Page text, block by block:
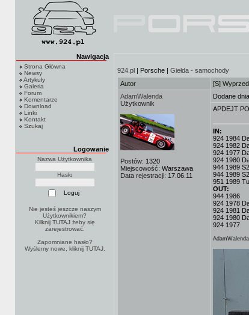
Nawigacja
Strona Główna
Newsy
Artykuły
Galeria
Forum
Komentarze
Download
Linki
Kontakt
Szukaj
Logowanie
Nazwa Użytkownika
Hasło
Nie jesteś jeszcze naszym
Użytkownikiem?
Kilknij TUTAJżeby się
zarejestrować.
Zapomniane hasło?
Wyślemy nowe, kliknij TUTAJ.
924.pl | Porsche | Giełda - samochody
Autor
[S]
AdamWalenda
Użytkownik
Postów: 1320
Miejscowość: Warszawa
Data rejestracji: 17.06.11
Dodane
APDEJT
IN:
924 1984
924 1982
924 1977
924 1980
944 1989 S2
944 1989
951 1989
OUT:
944 1986
924 1978
924 1981
924 1980
924 1977